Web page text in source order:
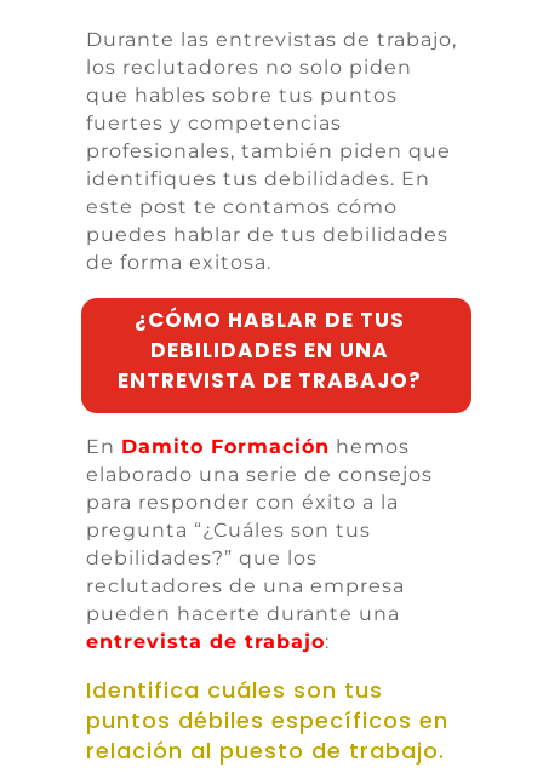
Durante las entrevistas de trabajo,
los reclutadores no solo piden
que hables sobre tus puntos
fuertes y competencias
profesionales, también piden que
identifiques tus debilidades. En
este post te contamos cómo
puedes hablar de tus debilidades
de forma exitosa.
¿CÓMO HABLAR DE TUS
DEBILIDADES EN UNA
ENTREVISTA DE TRABAJO?
En Damito Formación hemos
elaborado una serie de consejos
para responder con éxito a la
pregunta “¿Cuáles son tus
debilidades?” que los
reclutadores de una empresa
pueden hacerte durante una
entrevista de trabajo:
Identifica cuáles son tus
puntos débiles específicos en
relación al puesto de trabajo.